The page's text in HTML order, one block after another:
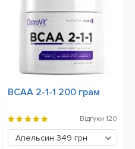
BCAA 2-1-1 200 грам
Відгуки 120
Апельсин 349 грн